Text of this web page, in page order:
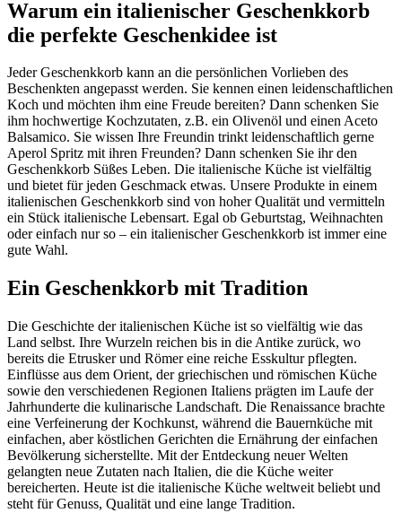
Warum ein italienischer Geschenkkorb
die perfekte Geschenkidee ist
Jeder Geschenkkorb kann an die persönlichen Vorlieben des
Beschenkten angepasst werden. Sie kennen einen leidenschaftlichen
Koch und möchten ihm eine Freude bereiten? Dann schenken Sie
ihm hochwertige Kochzutaten, z.B. ein Olivenöl und einen Aceto
Balsamico. Sie wissen Ihre Freundin trinkt leidenschaftlich gerne
Aperol Spritz mit ihren Freunden? Dann schenken Sie ihr den
Geschenkkorb Süßes Leben. Die italienische Küche ist vielfältig
und bietet für jeden Geschmack etwas. Unsere Produkte in einem
italienischen Geschenkkorb sind von hoher Qualität und vermitteln
ein Stück italienische Lebensart. Egal ob Geburtstag, Weihnachten
oder einfach nur so – ein italienischer Geschenkkorb ist immer eine
gute Wahl.
Ein Geschenkkorb mit Tradition
Die Geschichte der italienischen Küche ist so vielfältig wie das
Land selbst. Ihre Wurzeln reichen bis in die Antike zurück, wo
bereits die Etrusker und Römer eine reiche Esskultur pflegten.
Einflüsse aus dem Orient, der griechischen und römischen Küche
sowie den verschiedenen Regionen Italiens prägten im Laufe der
Jahrhunderte die kulinarische Landschaft. Die Renaissance brachte
eine Verfeinerung der Kochkunst, während die Bauernküche mit
einfachen, aber köstlichen Gerichten die Ernährung der einfachen
Bevölkerung sicherstellte. Mit der Entdeckung neuer Welten
gelangten neue Zutaten nach Italien, die die Küche weiter
bereicherten. Heute ist die italienische Küche weltweit beliebt und
steht für Genuss, Qualität und eine lange Tradition.